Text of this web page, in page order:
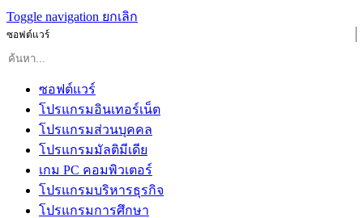
Toggle navigation ยกเลิก
ซอฟต์แวร์
ซอฟต์แวร์
โปรแกรมอินเทอร์เน็ต
โปรแกรมส่วนบุคคล
โปรแกรมมัลติมีเดีย
เกม PC คอมพิวเตอร์
โปรแกรมบริหารธุรกิจ
โปรแกรมการศึกษา